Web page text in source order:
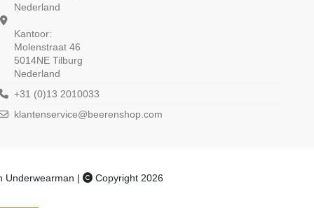
Thermo Shirt Korte
Wit
uit 5 reviews (4,9/5) uit 13 reviews
Nederland
Kantoor:
Molenstraat 46
5014NE Tilburg
Nederland
+31 (0)13 2010033
klantenservice@beerenshop.com
Underwearman | Copyright 2026